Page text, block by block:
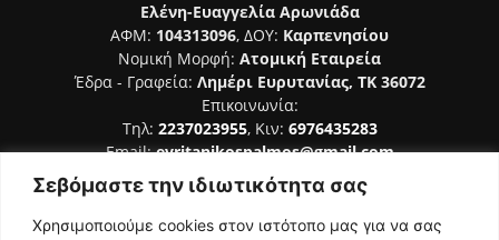
Σεβόμαστε την ιδιωτικότητα σας
Χρησιμοποιούμε cookies στον ιστότοπο μας για να σας
Ελένη-Ευαγγελία Αρωνιάδα
ΑΦΜ: 104313096, ΔΟΥ: Καρπενησίου
Νομική Μορφή: Ατομική Εταιρεία
Έδρα - Γραφεία: Λημέρι Ευρυτανίας, ΤΚ 36072
Επικοινωνία:
Τηλ: 2237023955, Κιν: 6976435283
Email:evritanikospalmos@gmail.com
Αριθμός Πιστοποίησης Μ.Η.Τ. 242044